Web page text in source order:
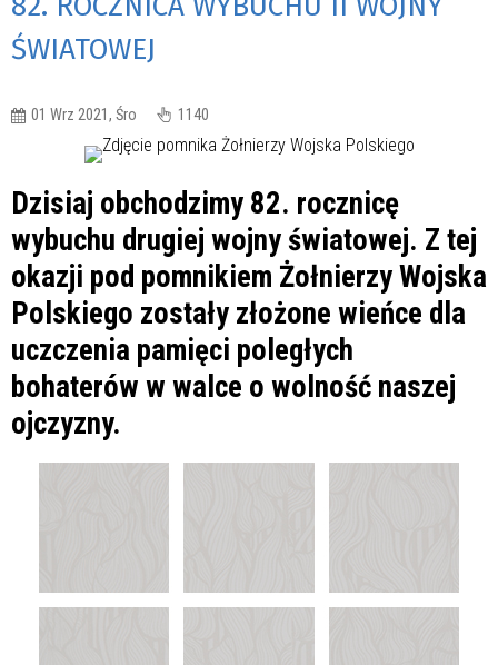
ŚWIATOWEJ
01 Wrz 2021, Śro 1140
Dzisiaj obchodzimy 82. rocznicę
wybuchu drugiej wojny światowej. Z tej
okazji pod pomnikiem Żołnierzy Wojska
Polskiego zostały złożone wieńce dla
uczczenia pamięci poległych
bohaterów w walce o wolność naszej
ojczyzny.